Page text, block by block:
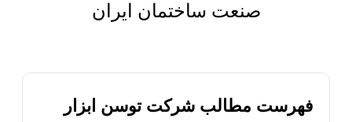
صنعت ساختمان ایران
فهرست مطالب شرکت توسن ابزار